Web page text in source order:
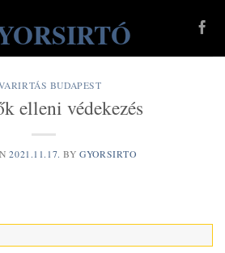
BUDAPEST
elleni védekezés
2021.11.17. BYGYORSIRTO